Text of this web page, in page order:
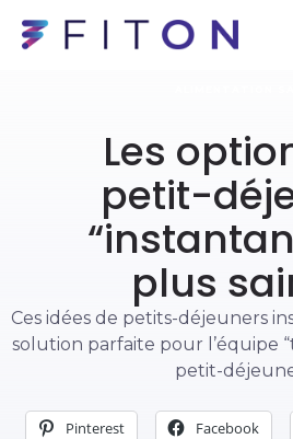
Les
petit-
plus
Ces idées de petits-déjeuners
solution parfaite pour l’équipe
petit-
Pinterest Facebook